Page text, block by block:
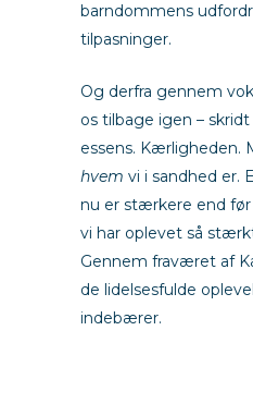
barndommens
tilpasninger.
Og derfra gennem
os tilbage igen –
essens. Kærligheden.
hvem vi i sandhed er.
nu er stærkere end før
vi har oplevet så
Gennem fraværet af
de lidelsesfulde
indebærer.